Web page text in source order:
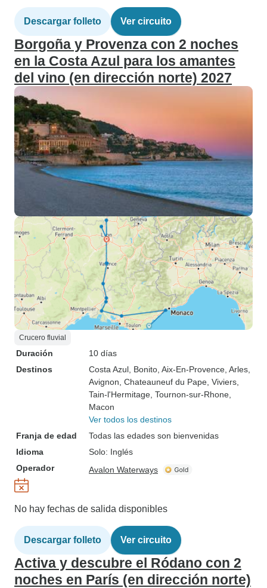
Descargar folleto Ver circuito
Borgoña y Provenza con 2 noches
en la Costa Azul para los amantes
del vino (en dirección norte) 2027
Crucero fluvial
Duración
10 días
Destinos
Costa Azul , Bonito , Aix-En-Provence , Arles
Avignon , Chateauneuf du Pape , Viviers
Tain-l'Hermitage , Tournon-sur-Rhone
Macon
Ver todos los destinos
Franja de edad
Todas las edades son bienvenidas
Idioma
Solo: Inglés
Operador
Avalon Waterways
No hay fechas de salida disponibles
Descargar folleto Ver circuito
Activa y descubre el Ródano con 2
noches en París (en dirección norte)